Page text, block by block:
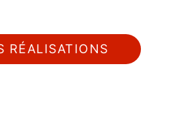
RÉALISATIONS